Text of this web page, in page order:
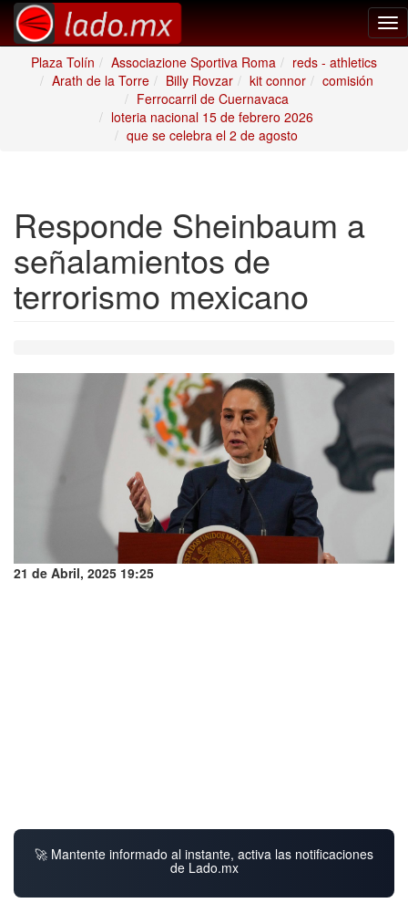
Plaza Tolín
Associazione Sportiva Roma
reds - athletics
Arath de la Torre
Billy Rovzar kit connor
comisión
Ferrocarril de Cuernavaca
loteria nacional 15 de febrero 2026
que se celebra el 2 de agosto
Responde Sheinbaum a
señalamientos de
terrorismo mexicano
21 de Abril, 2025 19:25
🚀 Mantente informado al instante, activa las notificaciones
de Lado.mx